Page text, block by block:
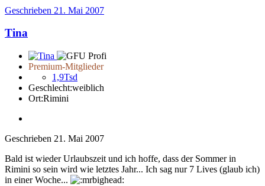
Geschrieben 21. Mai 2007
Tina
Premium-Mitglieder
1,9Tsd
Geschlecht:weiblich
Ort:Rimini
Geschrieben 21. Mai 2007
Bald ist wieder Urlaubszeit und ich hoffe, dass der Sommer in
Rimini so sein wird wie letztes Jahr... Ich sag nur 7 Lives (glaub ich)
in einer Woche...